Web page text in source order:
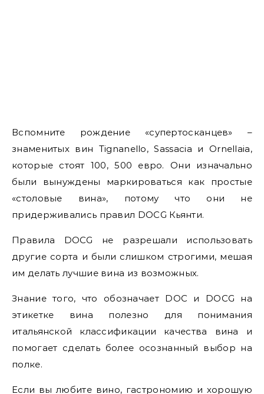
Вспомните рождение «супертосканцев» –
знаменитых вин Tignanello, Sassacia и Ornellaia,
которые стоят 100, 500 евро. Они изначально
были вынуждены маркироваться как простые
«столовые вина», потому что они не
придерживались правил DOCG Кьянти.
Правила DOCG не разрешали использовать
другие сорта и были слишком строгими, мешая
им делать лучшие вина из возможных.
Знание того, что обозначает DOC и DOCG на
этикетке вина полезно для понимания
итальянской классификации качества вина и
помогает сделать более осознанный выбор на
полке.
Если вы любите вино, гастрономию и хорошую